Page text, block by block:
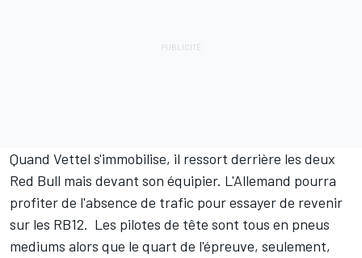
Quand Vettel s'immobilise, il ressort derrière les deux
Red Bull mais devant son équipier. L'Allemand pourra
profiter de l'absence de trafic pour essayer de revenir
sur les RB12. Les pilotes de tête sont tous en pneus
mediums alors que le quart de l'épreuve, seulement,